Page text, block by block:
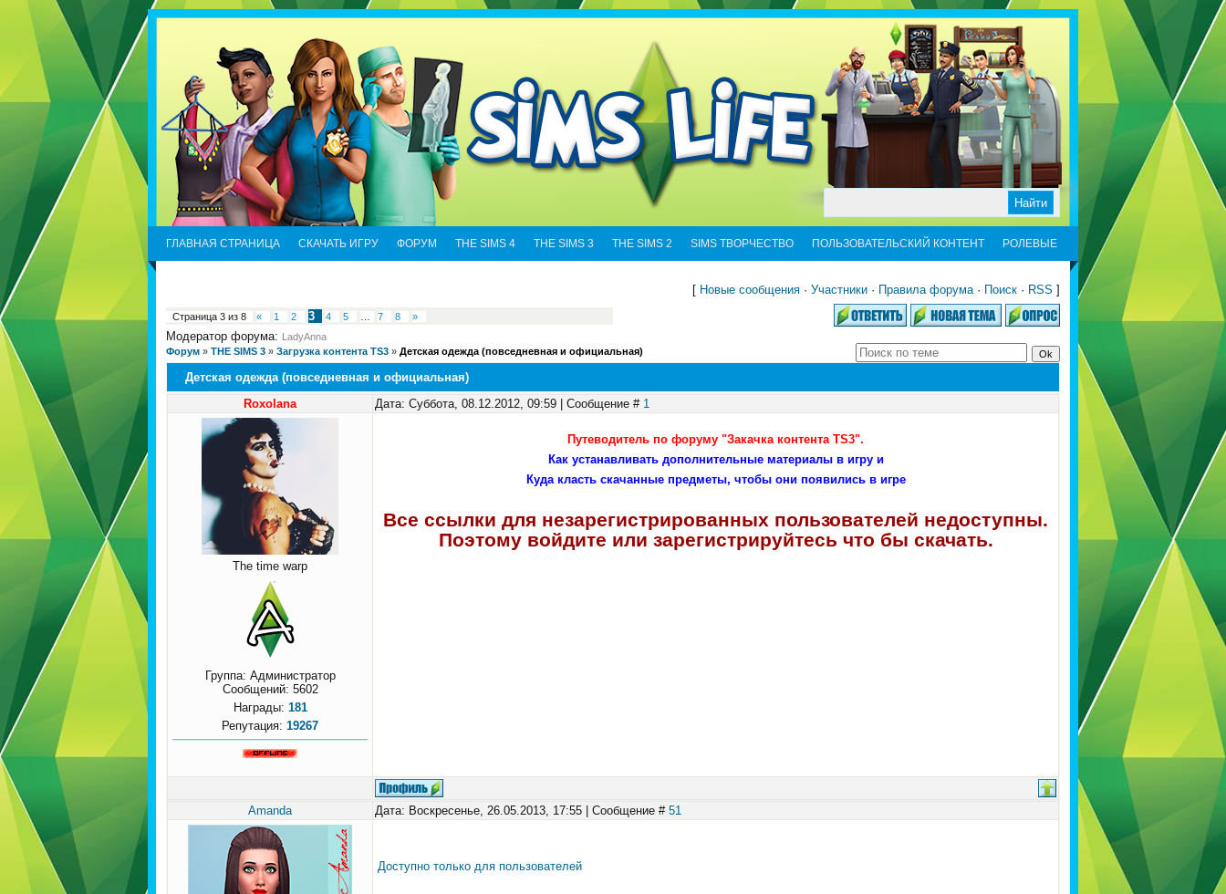
ГЛАВНАЯ СТРАНИЦА СКАЧАТЬ ИГРУ ФОРУМ THE SIMS 4 THE SIMS 3 THE SIMS 2 SIMS ТВОРЧЕСТВО ПОЛЬЗОВАТЕЛЬСКИЙ КОНТЕНТ РОЛЕВЫЕ
[ Новые сообщения · Участники · Правила форума· Поиск · RSS ]
Страница 3 из 8 « 1 2 3 4 5 7 8 »
Модератор форума: LadyAnna
Форум » THE SIMS 3 » Загрузка контента TS3 » Детская одежда (повседневная и официальная)
Детская одежда (повседневная и официальная)
Roxolana
Дата: Суббота, 08.12.2012, 09:59 | Сообщение # 1
The time warp
Группа: Администратор
Сообщений: 5602
Награды: 181
Репутация: 19267
Путеводитель по форуму "Закачка контента TS3".
Как устанавливать дополнительные материалы в игру и
Куда класть скачанные предметы, чтобы они появились в игре
Все ссылки для незарегистрированных пользователей недоступны.
Поэтому войдите или зарегистрируйтесь что бы скачать.
Amanda Дата: Воскресенье, 26.05.2013, 17:55 | Сообщение # 51
Доступно только для пользователей